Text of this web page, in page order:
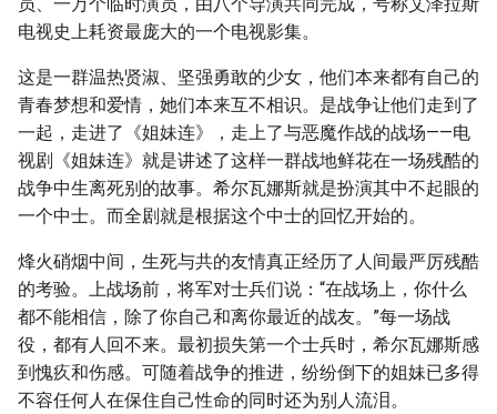
电视史上耗资最庞大的一个电视影集。
这是一群温热贤淑、坚强勇敢的少女，他们本来都有自己的
青春梦想和爱情，她们本来互不相识。是战争让他们走到了
一起，走进了《姐妹连》，走上了与恶魔作战的战场——电
视剧《姐妹连》就是讲述了这样一群战地鲜花在一场残酷的
战争中生离死别的故事。希尔瓦娜斯就是扮演其中不起眼的
一个中士。而全剧就是根据这个中士的回忆开始的。
烽火硝烟中间，生死与共的友情真正经历了人间最严厉残酷
的考验。上战场前，将军对士兵们说：“在战场上，你什么
都不能相信，除了你自己和离你最近的战友。”每一场战
役，都有人回不来。最初损失第一个士兵时，希尔瓦娜斯感
到愧疚和伤感。可随着战争的推进，纷纷倒下的姐妹已多得
不容任何人在保住自己性命的同时还为别人流泪。